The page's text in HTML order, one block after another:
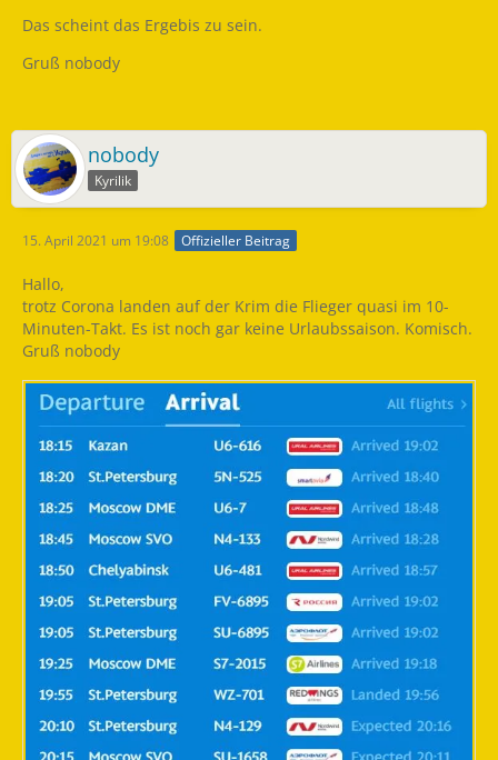
Das scheint das Ergebis zu sein.
Gruß nobody
nobody
Kyrilik
15. April 2021 um 19:08 Offizieller Beitrag
Hallo,
trotz Corona landen auf der Krim die Flieger quasi im 10-
Minuten-Takt. Es ist noch gar keine Urlaubssaison. Komisch.
Gruß nobody